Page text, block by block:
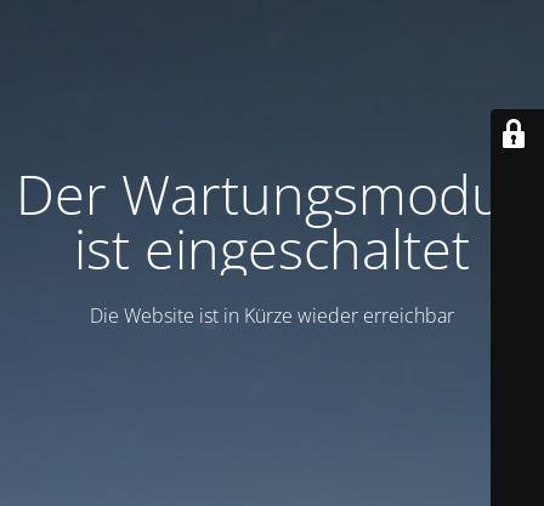
Der Wartungsmodus
ist eingeschaltet
Die Website ist in Kürze wieder erreichbar